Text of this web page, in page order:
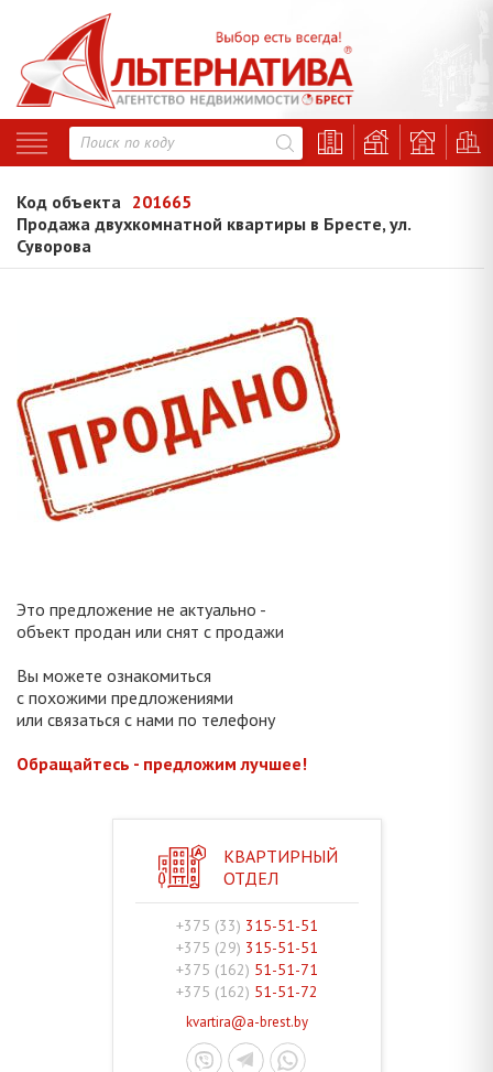
Код объекта 201665
Продажа двухкомнатной квартиры в Бресте, ул.
Суворова
Это предложение не актуально -
объект продан или снят с продажи
Вы можете ознакомиться
с похожими предложениями
или связаться с нами по телефону
Обращайтесь - предложим лучшее!
КВАРТИРНЫЙ
ОТДЕЛ
+375 (33) 315-51-51
+375 (29) 315-51-51
+375 (162) 51-51-71
+375 (162) 51-51-72
kvartira@a-brest.by